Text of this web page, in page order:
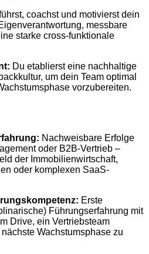
coachst und motivierst dein
messbare
starke cross-funktionale
Du etablierst eine nachhaltige
um dein Team optimal
vorzubereiten.
Nachweisbare Erfolge
oder B2B-Vertrieb –
der Immobilienwirtschaft,
oder komplexen SaaS-
Erste
Führungserfahrung mit
Drive, ein Vertriebsteam
Wachstumsphase zu